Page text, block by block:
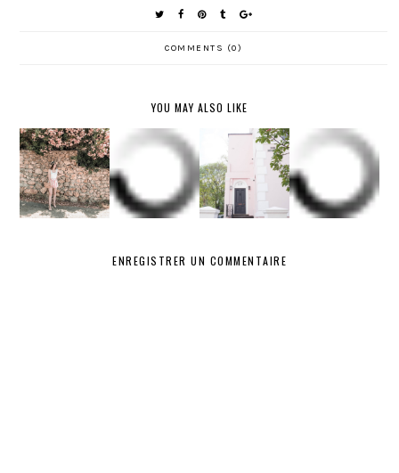
COMMENTS (0)
YOU MAY ALSO LIKE
SUMMER
LOOK :
COMMENT
S'HABILL
ER EN
ÉTÉ ?
SÉLECTIO
POUR
L'ÉTÉ
LA JUPE
PLISSÉE
ROSE !
WISHLIST
ENREGISTRER UN COMMENTAIRE